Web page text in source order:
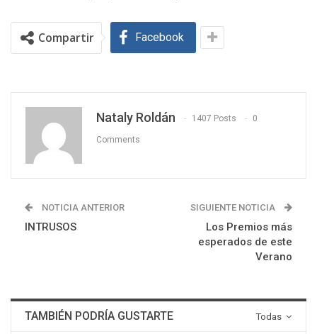
Compartir Facebook
Nataly Roldán 1407 Posts 0
Comments
NOTICIA ANTERIOR
INTRUSOS
SIGUIENTE NOTICIA
Los Premios más
esperados de este
Verano
Todas
TAMBIÉN PODRÍA GUSTARTE